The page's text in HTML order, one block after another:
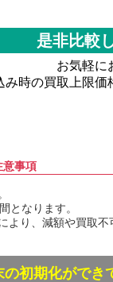
是非比較
お気軽に
み時の買取上限価
意事項
となります。
り、減額や買取不
初期化ができ